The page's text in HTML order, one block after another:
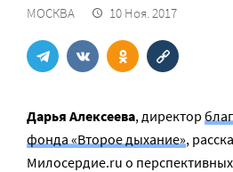
МОСКВА 10 Ноя. 2017
Дарья Алексеева, директор
фонда «Второе дыхание»,
Милосердие.ru о